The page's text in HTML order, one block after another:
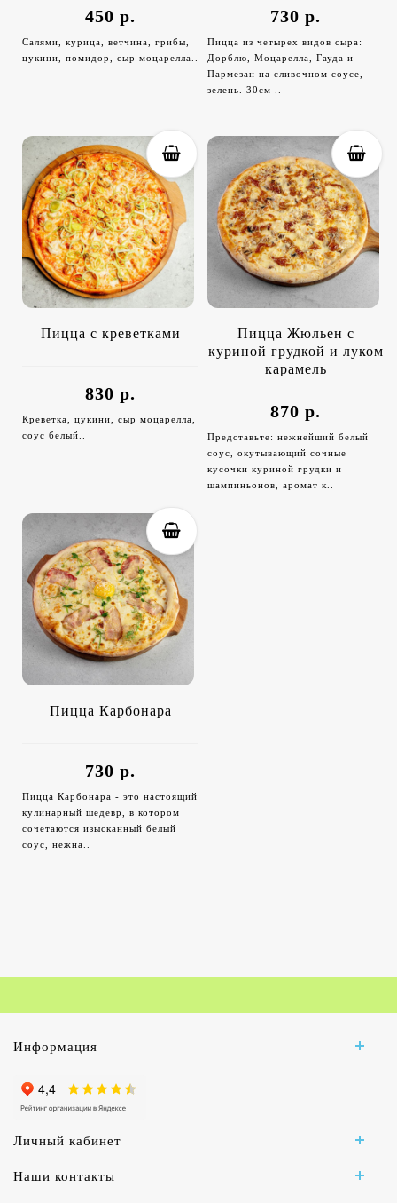
450 р.
Салями, курица, ветчина, грибы,
цукини, помидор, сыр моцарелла..
730 р.
Пицца из четырех видов сыра:
Дорблю, Моцарелла, Гауда и
Пармезан на сливочном соусе,
зелень. 30см ..
Пицца с креветками
830 р.
Креветка, цукини, сыр моцарелла,
соус белый..
Пицца Жюльен с
куриной грудкой и луком
карамель
870 р.
Представьте: нежнейший белый
соус, окутывающий сочные
кусочки куриной грудки и
шампиньонов, аромат к..
Пицца Карбонара
730 р.
Пицца Карбонара - это настоящий
кулинарный шедевр, в котором
сочетаются изысканный белый
соус, нежна..
Информация
Личный кабинет
Наши контакты